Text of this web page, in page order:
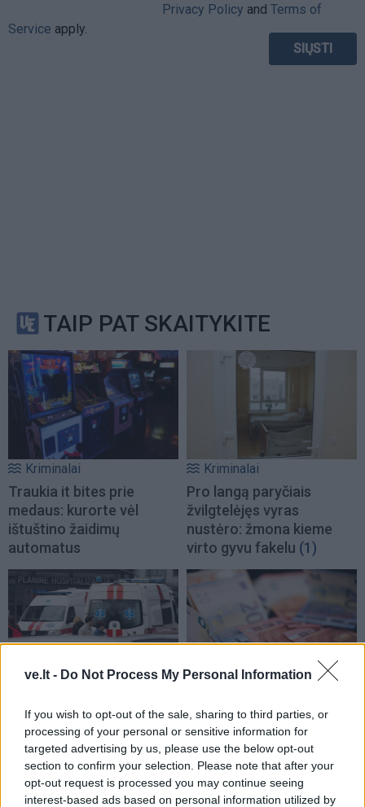
ve.lt - Do Not Process My Personal Information
If you wish to opt-out of the sale, sharing to third parties, or
processing of your personal or sensitive information for
targeted advertising by us, please use the below opt-out
section to confirm your selection. Please note that after your
opt-out request is processed you may continue seeing
interest-based ads based on personal information utilized by
Privacy Policy and Terms of
Service apply.
TAIP PAT SKAITYKITE
Kriminalai
Traukia it bites prie
medaus: kurorte vėl
ištuštino žaidimų
automatus
Kriminalai
Pro langą paryčiais
žvilgtelėjęs vyras
nustėro: žmona kieme
virto gyvu fakelu (1)
Audros padariniai, gaisrai
ir nelaimės: Lietuvoje –
skaudžių įvykių virtinė
Sukčiai iš įmonės
Vilkaviškyje išviliojo 48
tūkst. eurų